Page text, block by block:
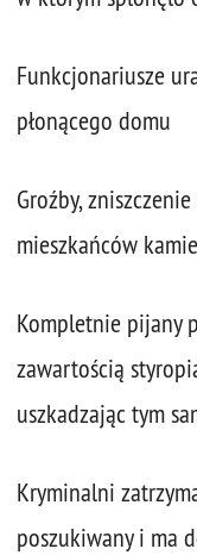
Funkcjonariusze
płonącego domu
Groźby,
mieszkańców
Kompletnie pijany
zawartością
uszkadzając tym
Kryminalni
poszukiwany i ma